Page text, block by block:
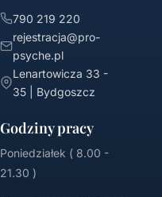
790 219 220
rejestracja@pro-
psyche.pl
Lenartowicza 33 -
35 | Bydgoszcz
Godziny pracy
Poniedziałek ( 8.00 -
21.30 )